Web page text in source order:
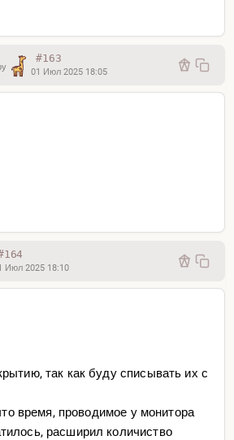
#163
01 Июл 2025 18:05
Июл 2025 18:10
так как буду списывать их с
время, проводимое у монитора
расширил количиство